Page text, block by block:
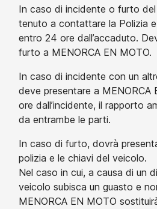
In caso di incidente o furto del
tenuto a contattare la Polizia
entro 24 ore dall’accaduto.
furto a MENORCA EN MOTO.
In caso di incidente con un
deve presentare a MENORCA
ore dall’incidente, il rapporto
da entrambe le parti.
In caso di furto, dovrà
polizia e le chiavi del veicolo.
Nel caso in cui, a causa di un
veicolo subisca un guasto e
MENORCA EN MOTO